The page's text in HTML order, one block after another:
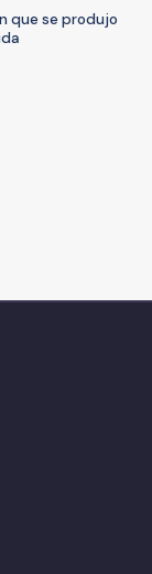
que se produjo